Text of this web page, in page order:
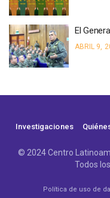
El
ABRIL 9,
Investigaciones
© 2024 Centro
Todos
Política de uso de